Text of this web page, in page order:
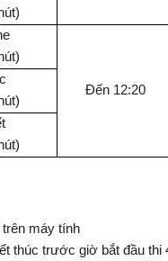
Đến 12:20
trên máy tính
thúc trước giờ bắt đầu thi